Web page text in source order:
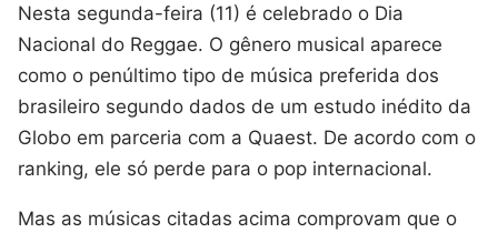
Nesta segunda-feira (11) é celebrado o Dia
Nacional do Reggae. O gênero musical aparece
como o penúltimo tipo de música preferida dos
brasileiro segundo dados de um estudo inédito da
Globo em parceria com a Quaest. De acordo com o
ranking, ele só perde para o pop internacional.
Mas as músicas citadas acima comprovam que o